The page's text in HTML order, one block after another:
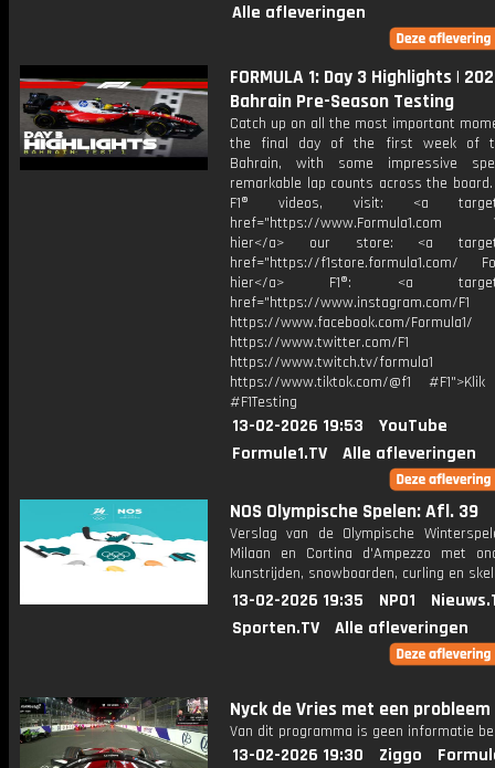
Alle afleveringen
FORMULA 1: Day 3 Highlights |
Bahrain Pre-Season Testing
Catch up on all the most important
the final day of the first week of
Bahrain, with some impressive
remarkable lap counts across the
F1® videos, visit: <a
href="https://www.Formula1.com
hier</a> our store: <a
href="https://f1store.formula1.com/
hier</a> F1®: <a
href="https://www.instagram.com/F1
https://www.facebook.com/Formula1/
https://www.twitter.com/F1
https://www.twitch.tv/formula1
https://www.tiktok.com/@f1
#F1Testing
13-02-2026 19:53
YouTube
Formule1.TV
Alle afleveringen
NOS Olympische Spelen: Afl. 39
Verslag van de Olympische
Milaan en Cortina d'Ampezzo met
kunstrijden, snowboarden, curling en
13-02-2026 19:35 NPO1
Sporten.TV
Alle afleveringen
Nyck de Vries met een probleem
Van dit programma is geen informatie
13-02-2026 19:30 Ziggo